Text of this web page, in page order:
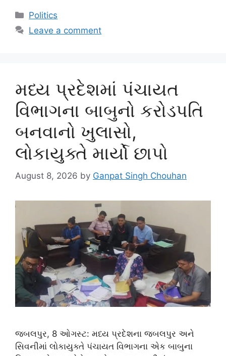
Categories
Politics
Leave a comment
મધ્ય પ્રદેશમાં પંચાયત
વિભાગના બાબુનો કરોડપતિ
બનવાનો ખુલાસો,
લોકાયુક્તે માર્યો છાપો
August 8, 2026 by Ganpat Singh Chouhan
જબલપુર, 8 ઓગસ્ટ: મધ્ય પ્રદેશના જબલપુર અને
સિવનીમાં લોકાયુક્તે પંચાયત વિભાગના એક બાબુના